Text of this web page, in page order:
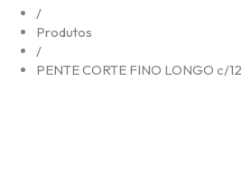
/
Produtos
/
PENTE CORTE FINO LONGO c/12